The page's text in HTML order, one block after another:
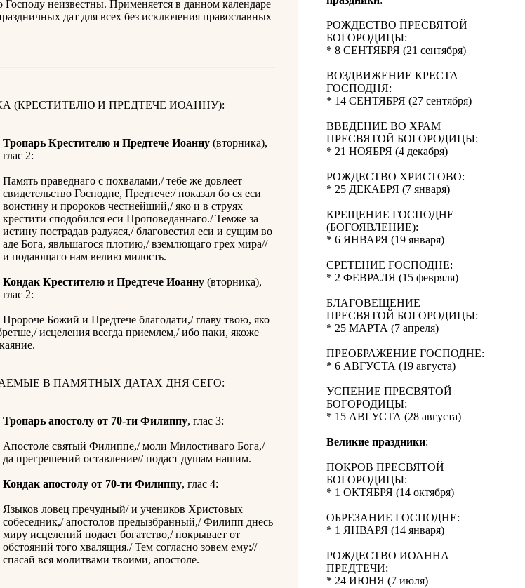
неизвестны. Применяется в данном календаре
дат для всех без исключения православных
(КРЕСТИТЕЛЮ И ПРЕДТЕЧЕ ИОАННУ):
Тропарь Крестителю и Предтече Иоанну (вторника),
глас 2:
Память праведнаго с похвалами,/ тебе же довлеет
свидетельство Господне, Предтече:/ показал бо ся еси
воистину и пророков честнейший,/ яко и в струях
крестити сподобился еси Проповеданнаго./ Темже за
истину пострадав радуяся,/ благовестил еси и сущим во
аде Бога, явльшагося плотию,/ вземлющаго грех мира//
и подающаго нам велию милость.
Кондак Крестителю и Предтече Иоанну (вторника),
глас 2:
Пророче Божий и Предтече благодати,/ главу твою, яко
исцеления всегда приемлем,/ ибо паки, якоже
В ПАМЯТНЫХ ДАТАХ ДНЯ СЕГО:
Тропарь апостолу от 70-ти Филиппу, глас 3:
Апостоле святый Филиппе,/ моли Милостиваго Бога,/
да прегрешений оставление// подаст душам нашим.
Кондак апостолу от 70-ти Филиппу, глас 4:
Языков ловец пречудный/ и учеников Христовых
собеседник,/ апостолов предызбранный,/ Филипп днесь
миру исцелений подает богатство,/ покрывает от
обстояний того хвалящия./ Тем согласно зовем ему://
спасай вся молитвами твоими, апостоле.
РОЖДЕСТВО ПРЕСВЯТОЙ
БОГОРОДИЦЫ:
* 8 СЕНТЯБРЯ (21 сентября)
ВОЗДВИЖЕНИЕ КРЕСТА
ГОСПОДНЯ:
* 14 СЕНТЯБРЯ (27 сентября)
ВВЕДЕНИЕ ВО ХРАМ
ПРЕСВЯТОЙ БОГОРОДИЦЫ:
* 21 НОЯБРЯ (4 декабря)
РОЖДЕСТВО ХРИСТОВО:
* 25 ДЕКАБРЯ (7 января)
КРЕЩЕНИЕ ГОСПОДНЕ
(БОГОЯВЛЕНИЕ):
* 6 ЯНВАРЯ (19 января)
СРЕТЕНИЕ ГОСПОДНЕ:
* 2 ФЕВРАЛЯ (15 февряля)
БЛАГОВЕЩЕНИЕ
ПРЕСВЯТОЙ БОГОРОДИЦЫ:
* 25 МАРТА (7 апреля)
ПРЕОБРАЖЕНИЕ ГОСПОДНЕ:
* 6 АВГУСТА (19 августа)
УСПЕНИЕ ПРЕСВЯТОЙ
БОГОРОДИЦЫ:
* 15 АВГУСТА (28 августа)
Великие праздники:
ПОКРОВ ПРЕСВЯТОЙ
БОГОРОДИЦЫ:
* 1 ОКТЯБРЯ (14 октября)
ОБРЕЗАНИЕ ГОСПОДНЕ:
* 1 ЯНВАРЯ (14 января)
РОЖДЕСТВО ИОАННА
ПРЕДТЕЧИ:
* 24 ИЮНЯ (7 июля)